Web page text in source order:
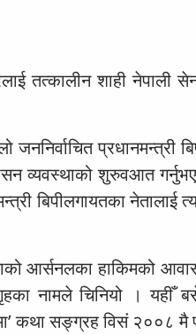
तत्कालीन शाही
प्रधानमन्त्री
व्यवस्थाको शुरुवआत
बिपीलगायतका नेतालाई
आर्सनलका हाकिमको
नामले चिनियो । यहीँ
कथा सङ्ग्रह विसं २००८